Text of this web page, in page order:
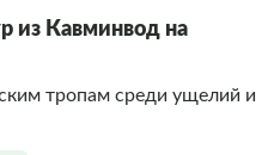
из Кавминвод на
тропам среди ущелий и